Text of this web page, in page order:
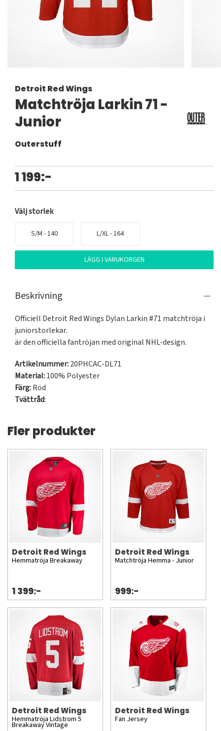
Detroit Red Wings
Matchtröja Larkin 71 -
Junior
Outerstuff
1 199:-
Välj storlek
S/M - 140 L/XL - 164
LÄGG I VARUKORGEN
Beskrivning
Officiell Detroit Red Wings Dylan Larkin #71 matchtröja i
juniorstorlekar.
är den officiella fantröjan med original NHL-design.
Artikelnummer:20PHCAC-DL71
Material:100% Polyester
Färg:Röd
Tvättråd:
Fler produkter
Detroit Red Wings
Hemmatröja Breakaway
1 399:-
Detroit Red Wings
Matchtröja Hemma - Junior
999:-
Detroit Red Wings
Hemmatröja Lidstrom 5
Breakaway Vintage
Detroit Red Wings
Fan Jersey